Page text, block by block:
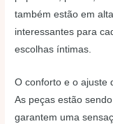
também estão em
interessantes para
escolhas íntimas.
O conforto e o ajuste
As peças estão
garantem uma